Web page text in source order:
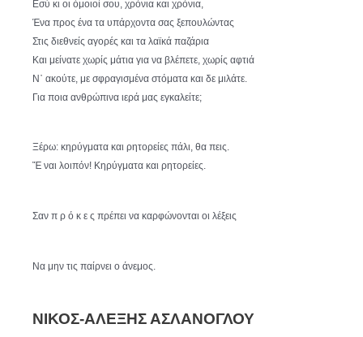
Εσύ κι οι όμοιοί σου, χρόνια και χρόνια,
Ένα προς ένα τα υπάρχοντα σας ξεπουλώντας
Στις διεθνείς αγορές και τα λαϊκά παζάρια
Και μείνατε χωρίς μάτια για να βλέπετε, χωρίς αφτιά
Ν᾿ ακούτε, με σφραγισμένα στόματα και δε μιλάτε.
Για ποια ανθρώπινα ιερά μας εγκαλείτε;
Ξέρω: κηρύγματα και ρητορείες πάλι, θα πεις.
Ἔ ναι λοιπόν! Κηρύγματα και ρητορείες.
Σαν π ρ ό κ ε ς πρέπει να καρφώνονται οι λέξεις
Να μην τις παίρνει ο άνεμος.
ΝΙΚΟΣ-ΑΛΕΞΗΣ ΑΣΛΑΝΟΓΛΟΥ